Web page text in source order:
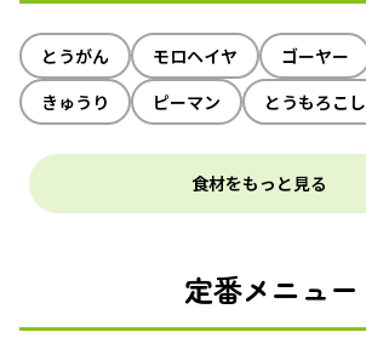
とうがん モロヘイヤ ゴーヤー
きゅうり
ピーマン とうもろこし
食材をもっと見る
定番メニュー